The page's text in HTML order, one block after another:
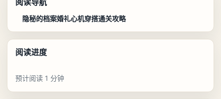
阅读导航
隐秘的档案婚礼心机穿搭通关攻略
阅读进度
预计阅读 1 分钟